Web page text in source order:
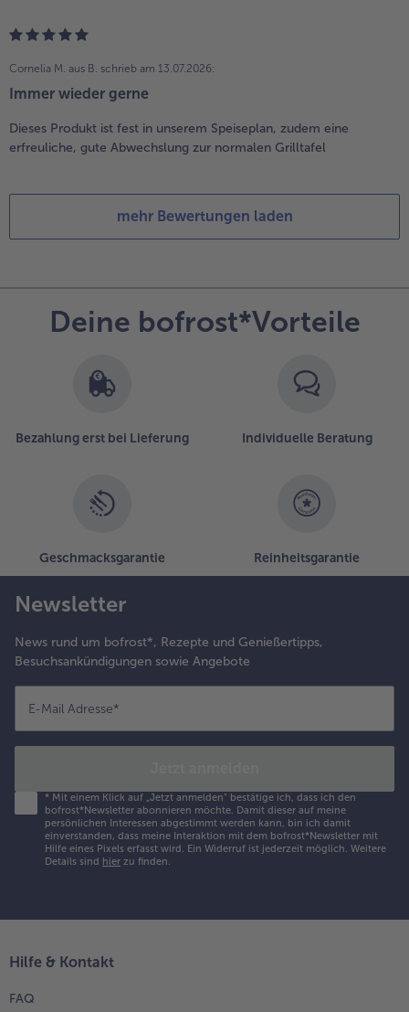
Cornelia M. aus B. schrieb am 13.07.2026:
Immer wieder gerne
Dieses Produkt ist fest in unserem Speiseplan, zudem eine
erfreuliche, gute Abwechslung zur normalen Grilltafel
mehr Bewertungen laden
Deine bofrost*Vorteile
Bezahlung erst bei Lieferung Individuelle Beratung
Geschmacksgarantie Reinheitsgarantie
Newsletter
News rund um bofrost*, Rezepte und Genießertipps,
Besuchsankündigungen sowie Angebote
E-Mail Adresse*
* Mit einem Klick auf „Jetzt anmelden" bestätige ich, dass ich den
bofrost*Newsletter abonnieren möchte. Damit dieser auf meine
persönlichen Interessen abgestimmt werden kann, bin ich damit
einverstanden, dass meine Interaktion mit dem bofrost*Newsletter mit
Hilfe eines Pixels erfasst wird. Ein Widerruf ist jederzeit möglich. Weitere
Details sind hier zu finden.
Hilfe & Kontakt
FAQ